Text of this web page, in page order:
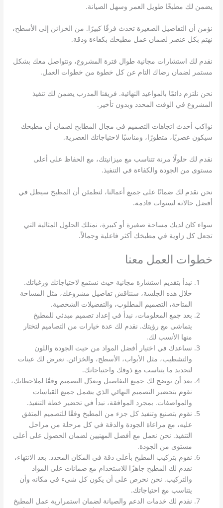
يضمن لك مطبخًا طويل العمر وسهل الصيانة.
نؤمن أن التفاصيل الصغيرة تحدث فرقًا كبيرًا. من الخزائن إلى الأسطح،
نهتم بكل عنصر لضمان عمل مطبخك بكفاءة ودقة.
نقدم لك استشارات مجانية طوال فترة المشروع، ونتواصل معك بشكل
مستمر لضمان رضاك التام عن كل خطوة من خطوات العمل.
نحن نلتزم دائمًا بالمواعيد النهائية. فريقنا المدرب يضمن لك تنفيذ
المشروع في الوقت المحدد وبدون تأخير.
نواكب أحدث اتجاهات التصميم في مجال المطابخ لضمان أن مطبخك
سيكون عصريًا، متطورًا، ومناسبًا لاحتياجاتك العصرية.
نقدم لك حلولًا مرنة تتناسب مع ميزانيتك، مع الحفاظ على أعلى
مستوى من الجودة والكفاءة في التنفيذ.
نحن نقدم لك ضمانًا على جميع أعمالنا، لتطمئن أن المطبخ سيظل في
أفضل حالاته لسنوات قادمة.
سواء كان لديك مساحة صغيرة أو كبيرة، نمتلك الحلول المثالية التي
تجعل كل زاوية في مطبخك أكثر فاعلية وجمالاً.
خطوات العمل معنا
نبدأ بتقديم استشارة مجانية حيث نستمع لاحتياجاتك ورغباتك.
خلال هذه الجلسة، سنناقش تفاصيل مشروعك، مثل المساحة
المتاحة، التصميم المطلوب، والتفضيلات الشخصية.
بعد جمع المعلومات، نبدأ في إعداد تصميم مبدئي للمطبخ
يتماشى مع رؤيتك. نقدم لك عدة خيارات من التصاميم لتختار
منها الأنسب لك.
نساعدك في اختيار أفضل المواد من حيث الجودة واللون
والتشطيب، مثل الأبواب، الأسطح، والخزائن. نعرض لك عينات
لتحديد ما يتناسب مع ذوقك واحتياجاتك.
بعد أن نوضح لك جميع التفاصيل ونعدّل التصميم وفقًا لملاحظاتك،
نقوم بتحضير التصميم النهائي الذي يشمل جميع القياسات
والمواصفات. بمجرد الموافقة، نبدأ في تحضير خطة التنفيذ.
نقوم بتصنيع وتنفيذ كل جزء من المطبخ وفقًا للتصميم المتفق
عليه، مع مراعاة الجودة والدقة في كل مرحلة من مراحل
التنفيذ. نحن نعمل مع أفضل المهنيين لضمان الحصول على أعلى
مستوى من الجودة.
نقوم بتركيب المطبخ بأعلى دقة في المكان المحدد. بعد الانتهاء،
نقدم لك المطبخ جاهزًا للاستخدام مع ضمانات على المواد
والتركيب. نحن نحرص على أن يكون كل شيء في مكانه وأن
يتناسب مع احتياجاتك.
نقدم لك خدمات الدعم والصيانة لضمان استمرارية عمل المطبخ